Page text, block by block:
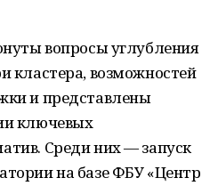
вопросы углубления
кластера, возможностей
и представлены
ключевых
Среди них — запуск
на базе ФБУ «Центр